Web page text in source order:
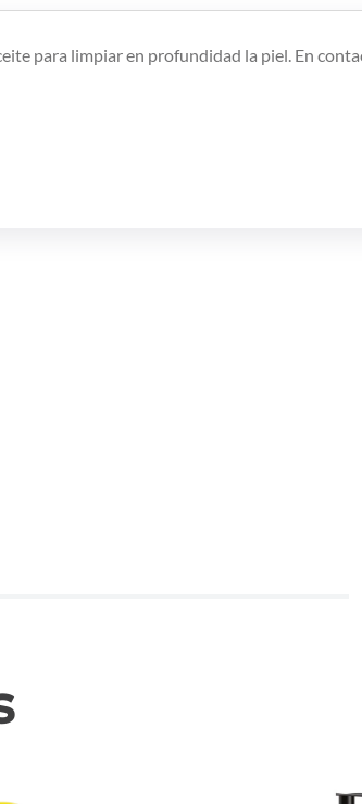
para limpiar en profundidad la piel. En